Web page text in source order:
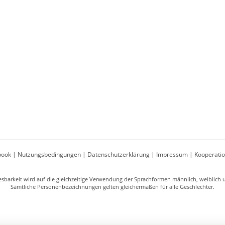
| Nutzungsbedingungen| Datenschutzerklärung| Impressum|
wird auf die gleichzeitige Verwendung der Sprachformen männlich, weiblich
Sämtliche Personenbezeichnungen gelten gleichermaßen für alle Geschlechter.